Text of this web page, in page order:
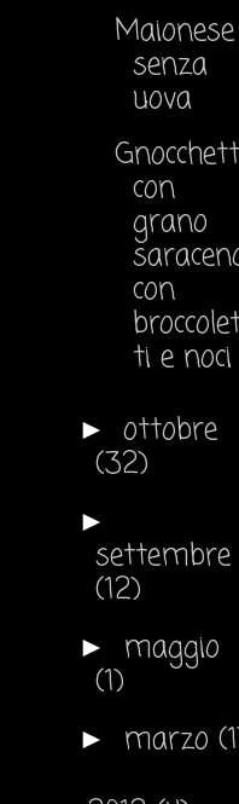
Maionese
senza
uova
con
grano
con
ti e noci
► ottobre
(32)
►
settembre
(12)
► maggio
(1)
► marzo